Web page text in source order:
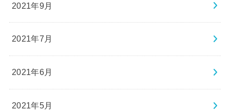
2021年9月
2021年7月
2021年6月
2021年5月